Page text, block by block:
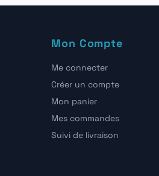
Mon Compte
Me connecter
Créer un compte
Mon panier
Mes commandes
Suivi de livraison